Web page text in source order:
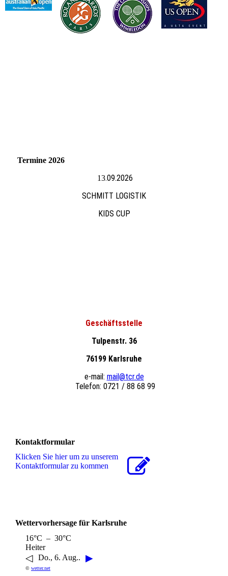
Termine 2026
13.09.2026
SCHMITT LOGISTIK
KIDS CUP
Geschäftsstelle
Tulpenstr. 36
76199 Karlsruhe
e-mail: mail@tcr.de
Telefon: 0721 / 88 68 99
Kontaktformular
Klicken Sie hier um zu unserem
Kon­takt­for­mu­lar zu kommen
Wettervorhersage für Karlsruhe
16°C – 30°C
Heiter
◁ Do., 6. Aug.. ▶
© wetter.net